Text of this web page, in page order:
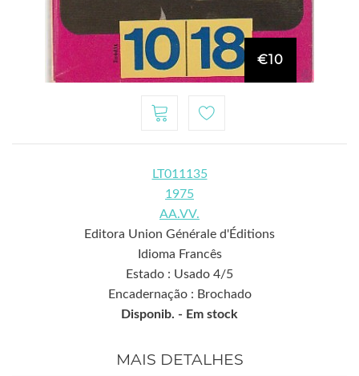
€10
LT011135
1975
AA.VV.
Editora Union Générale d'Éditions
Idioma Francês
Estado : Usado 4/5
Encadernação : Brochado
Disponib. - Em stock
MAIS DETALHES